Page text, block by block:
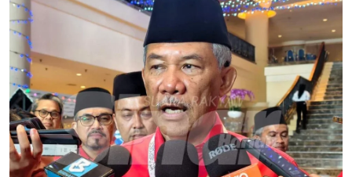
DOSM
KDNK
Ekonomi Nasional